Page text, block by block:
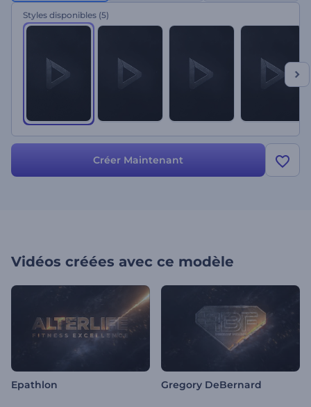
Styles disponibles (5)
Créer Maintenant
Vidéos créées avec ce modèle
Epathlon Gregory DeBernard